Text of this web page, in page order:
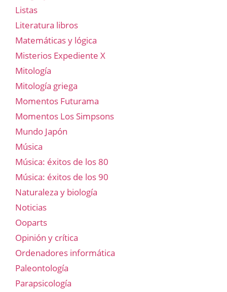
Listas
Literatura libros
Matemáticas y lógica
Misterios Expediente X
Mitología
Mitología griega
Momentos Futurama
Momentos Los Simpsons
Mundo Japón
Música
Música: éxitos de los 80
Música: éxitos de los 90
Naturaleza y biología
Noticias
Ooparts
Opinión y crítica
Ordenadores informática
Paleontología
Parapsicología